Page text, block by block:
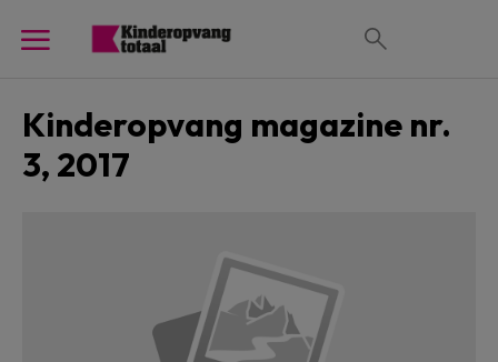
Kinderopvang magazine nr.
3, 2017